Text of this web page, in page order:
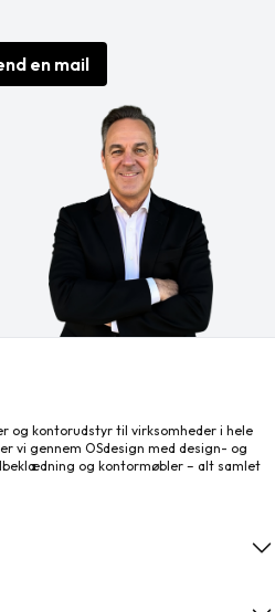
en mail
og kontorudstyr til virksomheder i hele
vi gennem OSdesign med design- og
og kontormøbler – alt samlet